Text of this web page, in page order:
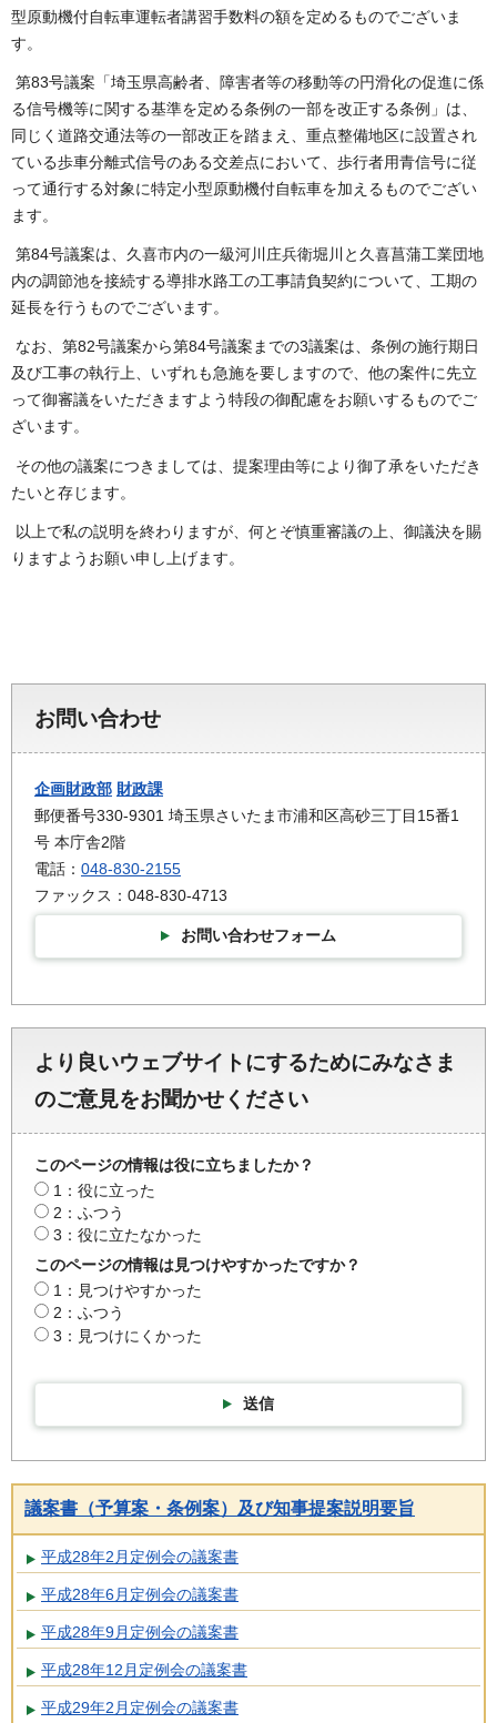
型原動機付自転車運転者講習手数料の額を定めるものでございま
す。
第83号議案「埼玉県高齢者、障害者等の移動等の円滑化の促進に係
る信号機等に関する基準を定める条例の一部を改正する条例」は、
同じく道路交通法等の一部改正を踏まえ、重点整備地区に設置され
ている歩車分離式信号のある交差点において、歩行者用青信号に従
って通行する対象に特定小型原動機付自転車を加えるものでござい
ます。
第84号議案は、久喜市内の一級河川庄兵衛堀川と久喜菖蒲工業団地
内の調節池を接続する導排水路工の工事請負契約について、工期の
延長を行うものでございます。
なお、第82号議案から第84号議案までの3議案は、条例の施行期日
及び工事の執行上、いずれも急施を要しますので、他の案件に先立
って御審議をいただきますよう特段の御配慮をお願いするものでご
ざいます。
その他の議案につきましては、提案理由等により御了承をいただき
たいと存じます。
以上で私の説明を終わりますが、何とぞ慎重審議の上、御議決を賜
りますようお願い申し上げます。
お問い合わせ
企画財政部 財政課
郵便番号330-9301 埼玉県さいたま市浦和区高砂三丁目15番1
号 本庁舎2階
電話： 048-830-2155
ファックス：048-830-4713
お問い合わせフォーム
より良いウェブサイトにするためにみなさま
のご意見をお聞かせください
このページの情報は役に立ちましたか？
1：役に立った
2：ふつう
3：役に立たなかった
このページの情報は見つけやすかったですか？
1：見つけやすかった
2：ふつう
3：見つけにくかった
送信
議案書（予算案・条例案）及び知事提案説明要旨
平成28年2月定例会の議案書
平成28年6月定例会の議案書
平成28年9月定例会の議案書
平成28年12月定例会の議案書
平成29年2月定例会の議案書